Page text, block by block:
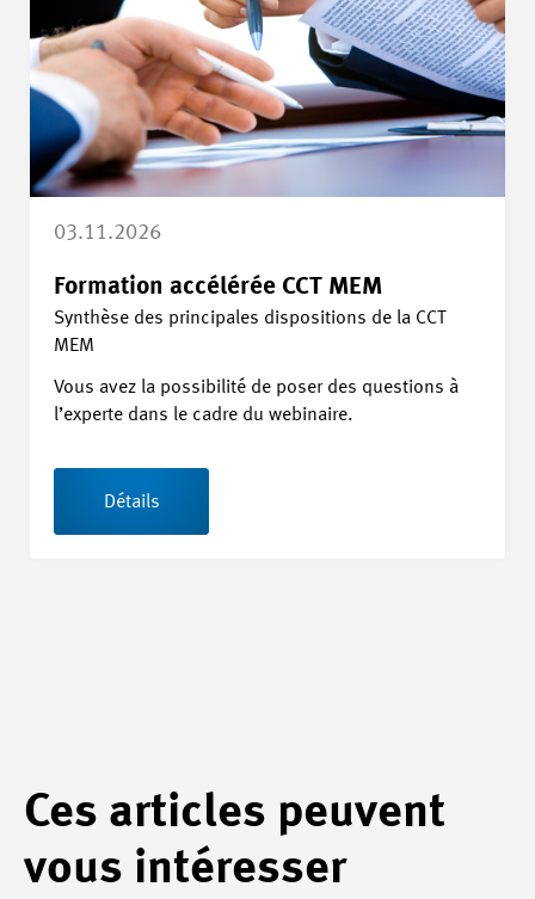
03.11.2026
Formation accélérée CCT MEM
Synthèse des principales dispositions de la CCT
MEM
Vous avez la possibilité de poser des questions à
l’experte dans le cadre du webinaire.
Détails
Ces articles peuvent
vous intéresser